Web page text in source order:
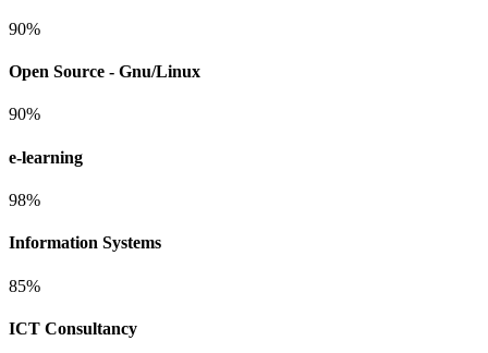
90%
Open Source - Gnu/Linux
90%
e-learning
98%
Information Systems
85%
ICT Consultancy